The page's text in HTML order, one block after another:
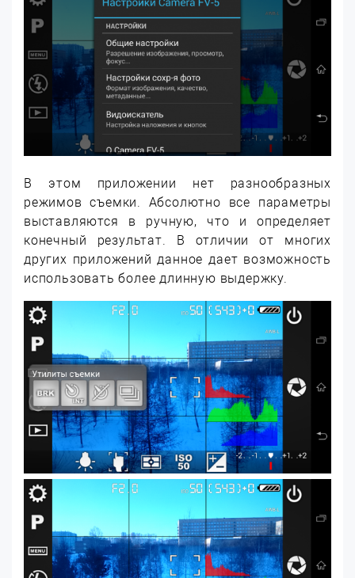
В этом приложении нет разнообразных
режимов съемки. Абсолютно все параметры
выставляются в ручную, что и определяет
конечный результат. В отличии от многих
других приложений данное дает возможность
использовать более длинную выдержку.